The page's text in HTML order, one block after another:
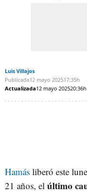
Luis Villajos
Publicada12 mayo 202517:35h
Actualizada12 mayo 202520:36h
Hamás liberó este
21 años, el último